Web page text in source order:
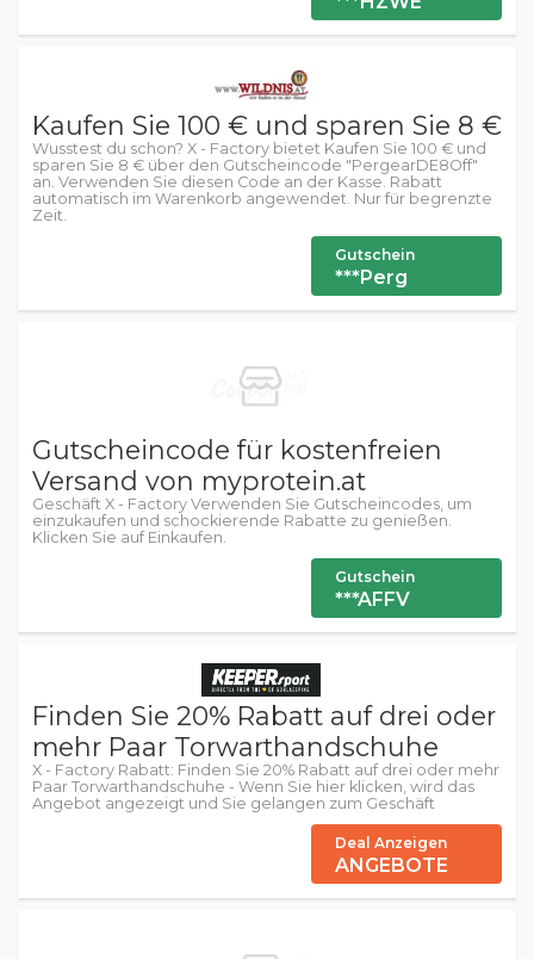
Kaufen Sie 100 € und sparen Sie 8 €
Wusstest du schon? X - Factory bietet Kaufen Sie 100 € und
sparen Sie 8 € über den Gutscheincode "PergearDE8Off"
an. Verwenden Sie diesen Code an der Kasse. Rabatt
automatisch im Warenkorb angewendet. Nur für begrenzte
Zeit.
Gutschein
***Perg
Gutscheincode für kostenfreien
Versand von myprotein.at
Geschäft X - Factory Verwenden Sie Gutscheincodes, um
einzukaufen und schockierende Rabatte zu genießen.
Klicken Sie auf Einkaufen.
Gutschein
***AFFV
Finden Sie 20% Rabatt auf drei oder
mehr Paar Torwarthandschuhe
X - Factory Rabatt: Finden Sie 20% Rabatt auf drei oder mehr
Paar Torwarthandschuhe - Wenn Sie hier klicken, wird das
Angebot angezeigt und Sie gelangen zum Geschäft
Deal Anzeigen
ANGEBOTE